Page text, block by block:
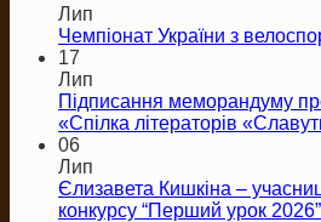
Лип
Чемпіонат України з
17
Лип
Підписання меморандуму
«Спілка літераторів
06
Лип
Єлизавета Кишкіна –
конкурсу “Перший урок 2026”